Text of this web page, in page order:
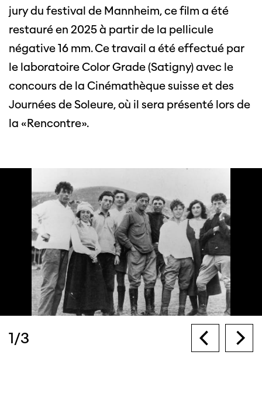
jury du festival de Mannheim, ce film a été
restauré en 2025 à partir de la pellicule
négative 16 mm. Ce travail a été effectué par
le laboratoire Color Grade (Satigny) avec le
concours de la Cinémathèque suisse et des
Journées de Soleure, où il sera présenté lors de
la «Rencontre».
1/3